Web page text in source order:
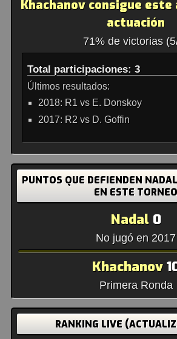
Khachanov consigue este
actuación
71% de victorias
Total participaciones: 3
Últimos resultados:
2018: R1 vs E. Donskoy
2017: R2 vs D. Goffin
PUNTOS QUE DEFIENDEN
EN ESTE TORNEO
Nadal 0
No jugó en 2017
Khachanov
Primera Ronda
RANKING LIVE